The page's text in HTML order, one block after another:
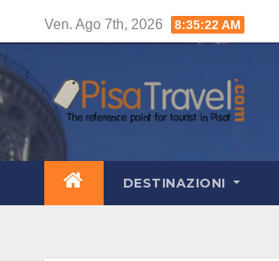
contenuto
Ven. Ago 7th, 2026 8:35:23 AM
DESTINAZIONI